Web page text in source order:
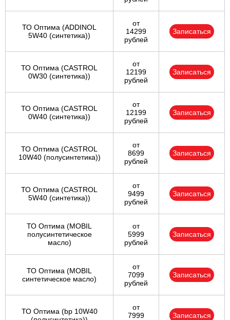
ТО Оптима (ADDINOL
5W40 (синтетика))
от
14299
рублей
Записаться
ТО Оптима (CASTROL
0W30 (синтетика))
от
12199
рублей
Записаться
ТО Оптима (CASTROL
0W40 (синтетика))
от
12199
рублей
Записаться
ТО Оптима (CASTROL
10W40 (полусинтетика))
от
8699
рублей
Записаться
ТО Оптима (CASTROL
5W40 (синтетика))
от
9499
рублей
Записаться
ТО Оптима (MOBIL
полусинтетическое
масло)
от
5999
рублей
Записаться
ТО Оптима (MOBIL
синтетическое масло)
от
7099
рублей
Записаться
ТО Оптима (bp 10W40
от
7999
Записаться